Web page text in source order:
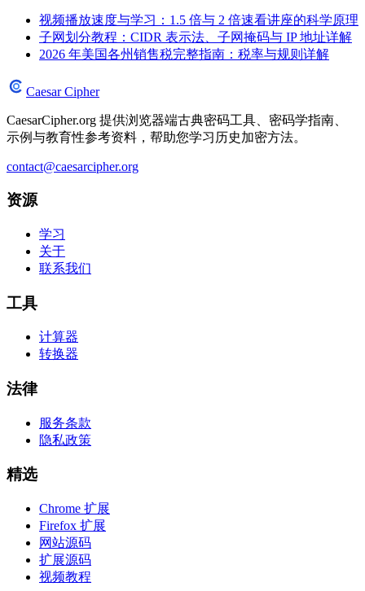
视频播放速度与学习：1.5 倍与 2 倍速看讲座的科学原理
子网划分教程：CIDR 表示法、子网掩码与 IP 地址详解
2026 年美国各州销售税完整指南：税率与规则详解
Caesar Cipher
CaesarCipher.org 提供浏览器端古典密码工具、密码学指南、
示例与教育性参考资料，帮助您学习历史加密方法。
contact@caesarcipher.org
资源
学习
关于
联系我们
工具
计算器
转换器
法律
服务条款
隐私政策
精选
Chrome 扩展
Firefox 扩展
网站源码
扩展源码
视频教程